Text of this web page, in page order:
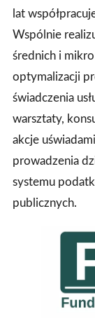
lat
Wspólnie
średnich i
optymalizacji
świadczenia
warsztaty,
akcje
prowadzenia
systemu
publicznych.